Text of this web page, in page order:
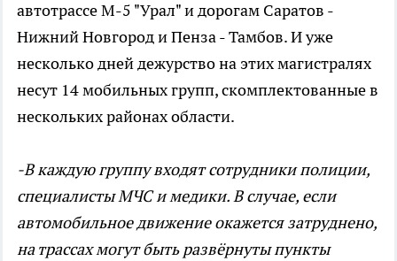
автотрассе М-5 "Урал" и дорогам Саратов -
Нижний Новгород и Пенза - Тамбов. И уже
несколько дней дежурство на этих магистралях
несут 14 мобильных групп, скомплектованные в
нескольких районах области.
-В каждую группу входят сотрудники полиции,
специалисты МЧС и медики. В случае, если
автомобильное движение окажется затруднено,
на трассах могут быть развёрнуты пункты